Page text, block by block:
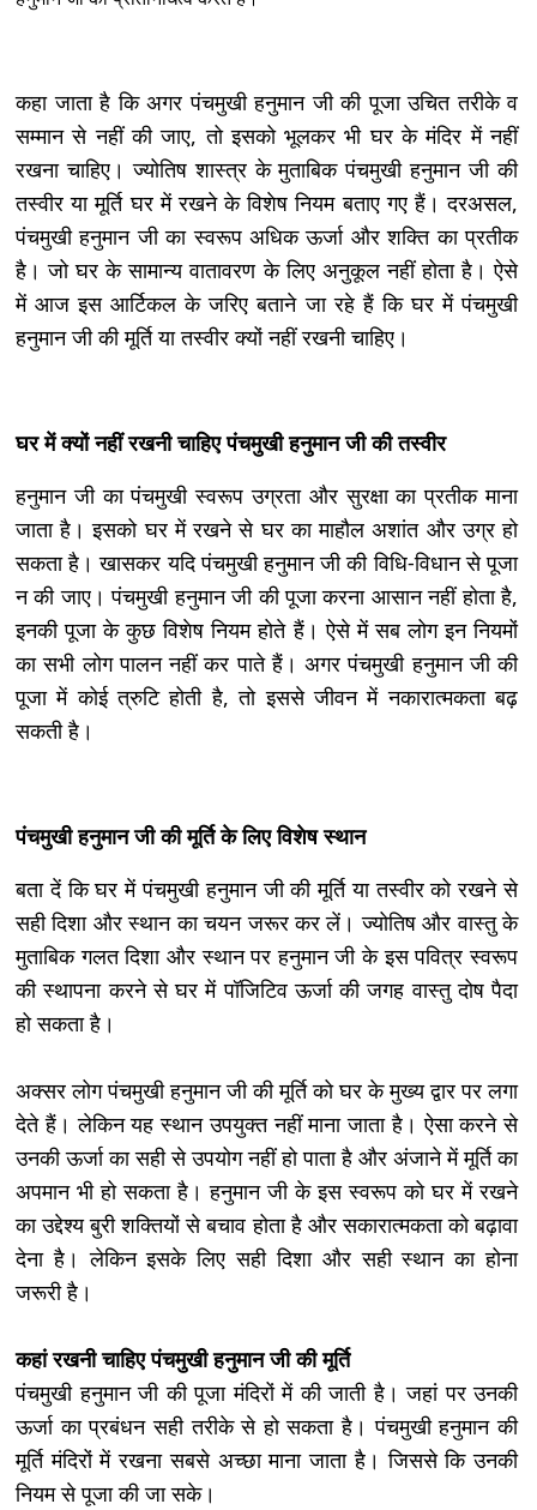
कहा जाता है कि अगर पंचमुखी हनुमान जी की पूजा उचित तरीके व
सम्मान से नहीं की जाए, तो इसको भूलकर भी घर के मंदिर में नहीं
रखना चाहिए। ज्योतिष शास्त्र के मुताबिक पंचमुखी हनुमान जी की
तस्वीर या मूर्ति घर में रखने के विशेष नियम बताए गए हैं। दरअसल,
पंचमुखी हनुमान जी का स्वरूप अधिक ऊर्जा और शक्ति का प्रतीक
है। जो घर के सामान्य वातावरण के लिए अनुकूल नहीं होता है। ऐसे
में आज इस आर्टिकल के जरिए बताने जा रहे हैं कि घर में पंचमुखी
हनुमान जी की मूर्ति या तस्वीर क्यों नहीं रखनी चाहिए।
घर में क्यों नहीं रखनी चाहिए पंचमुखी हनुमान जी की तस्वीर
हनुमान जी का पंचमुखी स्वरूप उग्रता और सुरक्षा का प्रतीक माना
जाता है। इसको घर में रखने से घर का माहौल अशांत और उग्र हो
सकता है। खासकर यदि पंचमुखी हनुमान जी की विधि-विधान से पूजा
न की जाए। पंचमुखी हनुमान जी की पूजा करना आसान नहीं होता है,
इनकी पूजा के कुछ विशेष नियम होते हैं। ऐसे में सब लोग इन नियमों
का सभी लोग पालन नहीं कर पाते हैं। अगर पंचमुखी हनुमान जी की
पूजा में कोई त्रुटि होती है, तो इससे जीवन में नकारात्मकता बढ़
सकती है।
पंचमुखी हनुमान जी की मूर्ति के लिए विशेष स्थान
बता दें कि घर में पंचमुखी हनुमान जी की मूर्ति या तस्वीर को रखने से
सही दिशा और स्थान का चयन जरूर कर लें। ज्योतिष और वास्तु के
मुताबिक गलत दिशा और स्थान पर हनुमान जी के इस पवित्र स्वरूप
की स्थापना करने से घर में पॉजिटिव ऊर्जा की जगह वास्तु दोष पैदा
हो सकता है।
अक्सर लोग पंचमुखी हनुमान जी की मूर्ति को घर के मुख्य द्वार पर लगा
देते हैं। लेकिन यह स्थान उपयुक्त नहीं माना जाता है। ऐसा करने से
उनकी ऊर्जा का सही से उपयोग नहीं हो पाता है और अंजाने में मूर्ति का
अपमान भी हो सकता है। हनुमान जी के इस स्वरूप को घर में रखने
का उद्देश्य बुरी शक्तियों से बचाव होता है और सकारात्मकता को बढ़ावा
देना है। लेकिन इसके लिए सही दिशा और सही स्थान का होना
जरूरी है।
कहां रखनी चाहिए पंचमुखी हनुमान जी की मूर्ति
पंचमुखी हनुमान जी की पूजा मंदिरों में की जाती है। जहां पर उनकी
ऊर्जा का प्रबंधन सही तरीके से हो सकता है। पंचमुखी हनुमान की
मूर्ति मंदिरों में रखना सबसे अच्छा माना जाता है। जिससे कि उनकी
नियम से पूजा की जा सके।